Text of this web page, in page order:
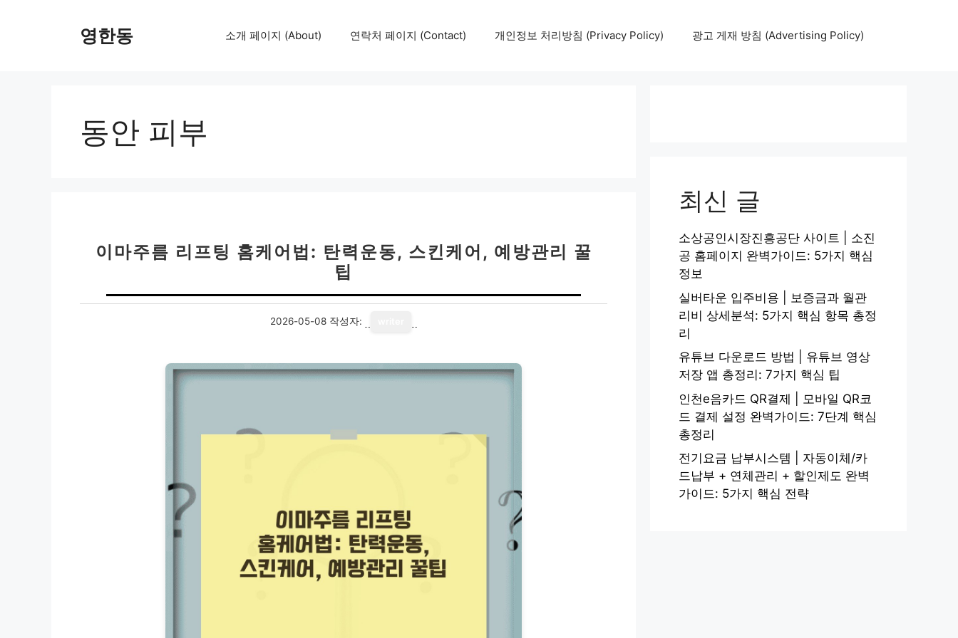
영한동 소개 페이지 (About) 연락처 페이지 (Contact) 개인정보 처리방침 (Privacy Policy) 광고 게재 방침 (Advertising Policy)
동안 피부
이마주름 리프팅 홈케어법: 탄력운동, 스킨케어, 예방관리 꿀
팁
2026-05-08 작성자:
최신 글
소상공인시장진흥공단 사이트 | 소진
공 홈페이지 완벽가이드: 5가지 핵심
정보
실버타운 입주비용 | 보증금과 월관
리비 상세분석: 5가지 핵심 항목 총정
리
유튜브 다운로드 방법 | 유튜브 영상
저장 앱 총정리: 7가지 핵심 팁
인천e음카드 QR결제 | 모바일 QR코
드 결제 설정 완벽가이드: 7단계 핵심
총정리
전기요금 납부시스템 | 자동이체/카
드납부 + 연체관리 + 할인제도 완벽
가이드: 5가지 핵심 전략